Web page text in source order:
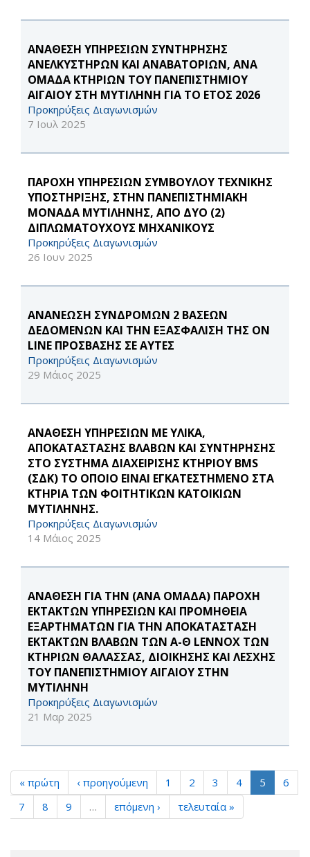
ΑΝΑΘΕΣΗ ΥΠΗΡΕΣΙΩΝ ΣΥΝΤΗΡΗΣΗΣ
ΑΝΕΛΚΥΣΤΗΡΩΝ ΚΑΙ ΑΝΑΒΑΤΟΡΙΩΝ, ΑΝΑ
ΟΜΑΔΑ ΚΤΗΡΙΩΝ ΤΟΥ ΠΑΝΕΠΙΣΤΗΜΙΟΥ
ΑΙΓΑΙΟΥ ΣΤΗ ΜΥΤΙΛΗΝΗ ΓΙΑ ΤΟ ΕΤΟΣ 2026
Προκηρύξεις Διαγωνισμών
7 Ιουλ 2025
ΠΑΡΟΧΗ ΥΠΗΡΕΣΙΩΝ ΣΥΜΒΟΥΛΟΥ ΤΕΧΝΙΚΗΣ
ΥΠΟΣΤΗΡΙΞΗΣ, ΣΤΗΝ ΠΑΝΕΠΙΣΤΗΜΙΑΚΗ
ΜΟΝΑΔΑ ΜΥΤΙΛΗΝΗΣ, ΑΠΟ ΔΥΟ (2)
ΔΙΠΛΩΜΑΤΟΥΧΟΥΣ ΜΗΧΑΝΙΚΟΥΣ
Προκηρύξεις Διαγωνισμών
26 Ιουν 2025
ΑΝΑΝΕΩΣΗ ΣΥΝΔΡΟΜΩΝ 2 ΒΑΣΕΩΝ
ΔΕΔΟΜΕΝΩΝ ΚΑΙ ΤΗΝ ΕΞΑΣΦΑΛΙΣΗ ΤΗΣ ON
LINE ΠΡΟΣΒΑΣΗΣ ΣΕ ΑΥΤΕΣ
Προκηρύξεις Διαγωνισμών
29 Μάιος 2025
ΑΝΑΘΕΣΗ ΥΠΗΡΕΣΙΩΝ ΜΕ ΥΛΙΚΑ,
ΑΠΟΚΑΤΑΣΤΑΣΗΣ ΒΛΑΒΩΝ ΚΑΙ ΣΥΝΤΗΡΗΣΗΣ
ΣΤΟ ΣΥΣΤΗΜΑ ΔΙΑΧΕΙΡΙΣΗΣ ΚΤΗΡΙΟΥ BMS
(ΣΔΚ) ΤΟ ΟΠΟΙΟ ΕΙΝΑΙ ΕΓΚΑΤΕΣΤΗΜΕΝΟ ΣΤΑ
ΚΤΗΡΙΑ ΤΩΝ ΦΟΙΤΗΤΙΚΩΝ ΚΑΤΟΙΚΙΩΝ
ΜΥΤΙΛΗΝΗΣ.
Προκηρύξεις Διαγωνισμών
14 Μάιος 2025
ΑΝΑΘΕΣΗ ΓΙΑ ΤΗΝ (ΑΝΑ ΟΜΑΔΑ) ΠΑΡΟΧΗ
ΕΚΤΑΚΤΩΝ ΥΠΗΡΕΣΙΩΝ ΚΑΙ ΠΡΟΜΗΘΕΙΑ
ΕΞΑΡΤΗΜΑΤΩΝ ΓΙΑ ΤΗΝ ΑΠΟΚΑΤΑΣΤΑΣΗ
ΕΚΤΑΚΤΩΝ ΒΛΑΒΩΝ ΤΩΝ Α-Θ LENNOX ΤΩΝ
ΚΤΗΡΙΩΝ ΘΑΛΑΣΣΑΣ, ΔΙΟΙΚΗΣΗΣ ΚΑΙ ΛΕΣΧΗΣ
ΤΟΥ ΠΑΝΕΠΙΣΤΗΜΙΟΥ ΑΙΓΑΙΟΥ ΣΤΗΝ
ΜΥΤΙΛΗΝΗ
Προκηρύξεις Διαγωνισμών
21 Μαρ 2025
« πρώτη ‹ προηγούμενη 1 2 3 4 5
6
7
8 9 … επόμενη › τελευταία »